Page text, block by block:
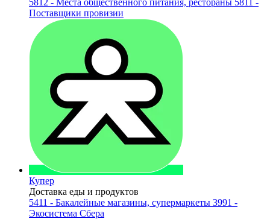
5812 - Места общественного питания, рестораны 5811 -
Поставщики провизии
Купер
Доставка еды и продуктов
5411 - Бакалейные магазины, супермаркеты 3991 -
Экосистема Сбера